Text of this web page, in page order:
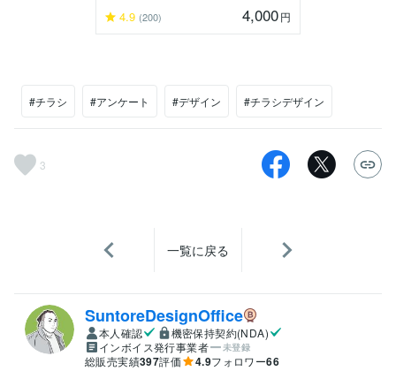
4.9 (200) 4,000円
#チラシ #アンケート #デザイン #チラシデザイン
3
一覧に戻る
SuntoreDesignOffice
本人確認
機密保持契約(NDA)
インボイス発行事業者
未登録
総販売実績397評価 4.9フォロワー66